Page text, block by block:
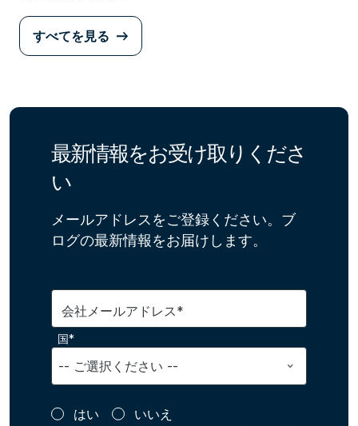
すべてを見る
最新情報をお受け取りくださ
い
メールアドレスをご登録ください。ブ
ログの最新情報をお届けします。
会社メールアドレス*
国*
はい いいえ